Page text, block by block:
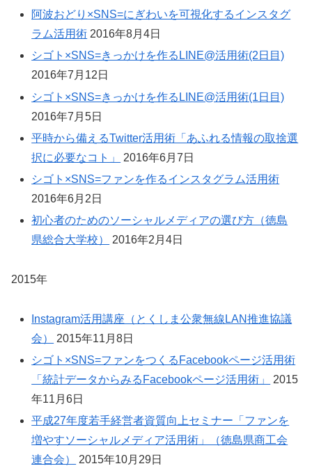
阿波おどり×SNS=にぎわいを可視化するインスタグ
ラム活用術 2016年8月4日
シゴト×SNS=きっかけを作るLINE@活用術(2日目)
2016年7月12日
シゴト×SNS=きっかけを作るLINE@活用術(1日目)
2016年7月5日
平時から備えるTwitter活用術「あふれる情報の取捨選
択に必要なコト」
2016年6月7日
シゴト×SNS=ファンを作るインスタグラム活用術
2016年6月2日
初心者のためのソーシャルメディアの選び方（徳島
県総合大学校）
2016年2月4日
2015年
Instagram活用講座（とくしま公衆無線LAN推進協議
会）
2015年11月8日
シゴト×SNS=ファンをつくるFacebookページ活用術
「統計データからみるFacebookページ活用術」
2015
年11月6日
平成27年度若手経営者資質向上セミナー「ファンを
増やすソーシャルメディア活用術」（徳島県商工会
連合会）
2015年10月29日